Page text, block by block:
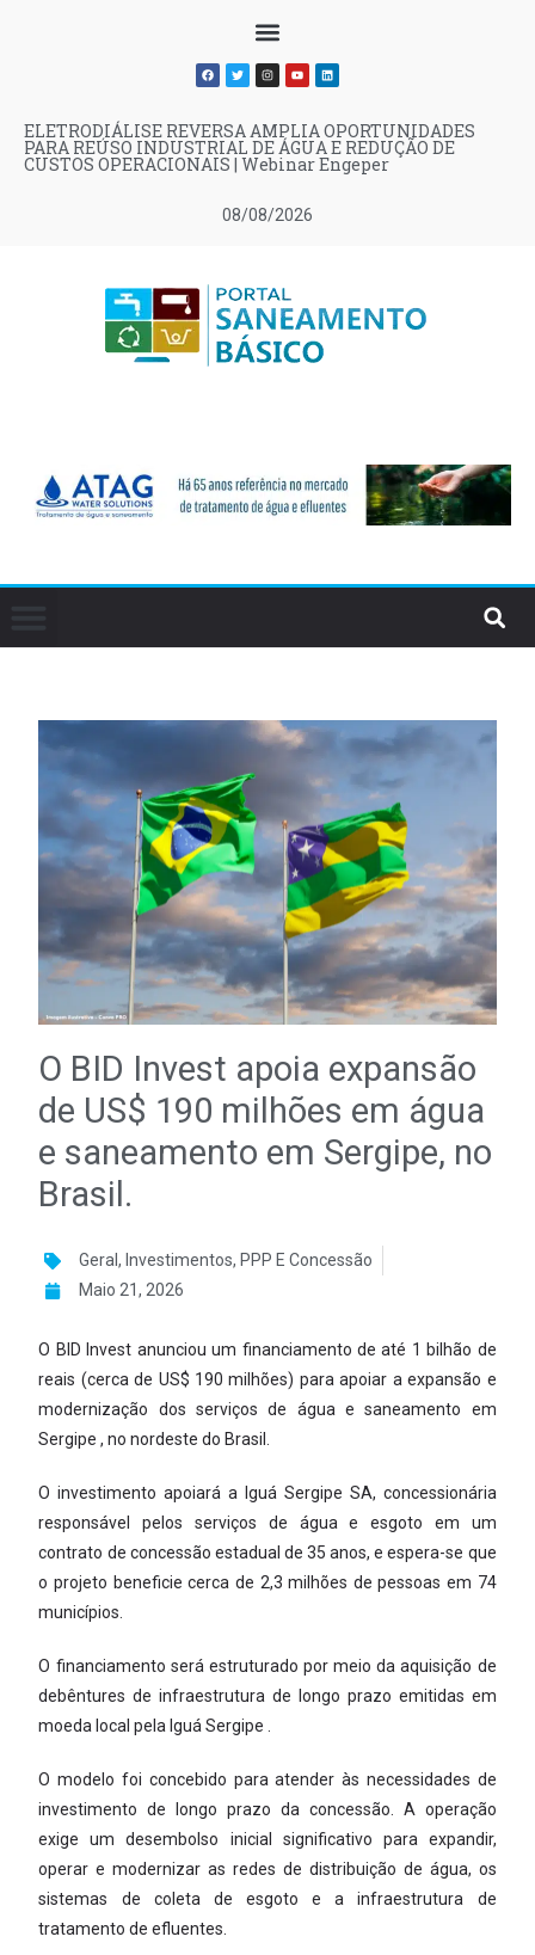
08/08/2026
ELETRODIÁLISE REVERSA AMPLIA OPORTUNIDADES
PARA REÚSO INDUSTRIAL DE ÁGUA E REDUÇÃO DE
CUSTOS OPERACIONAIS | Webinar Engeper
O BID Invest apoia expansão
de US$ 190 milhões em água
e saneamento em Sergipe, no
Brasil.
Geral, Investimentos, PPP E Concessão
Maio 21, 2026
O BID Invest anunciou um financiamento de até 1 bilhão de
reais (cerca de US$ 190 milhões) para apoiar a expansão e
modernização dos serviços de água e saneamento em
Sergipe , no nordeste do Brasil.
O investimento apoiará a Iguá Sergipe SA, concessionária
responsável pelos serviços de água e esgoto em um
contrato de concessão estadual de 35 anos, e espera-se que
o projeto beneficie cerca de 2,3 milhões de pessoas em 74
municípios.
O financiamento será estruturado por meio da aquisição de
debêntures de infraestrutura de longo prazo emitidas em
moeda local pela Iguá Sergipe .
O modelo foi concebido para atender às necessidades de
investimento de longo prazo da concessão. A operação
exige um desembolso inicial significativo para expandir,
operar e modernizar as redes de distribuição de água, os
sistemas de coleta de esgoto e a infraestrutura de
tratamento de efluentes.